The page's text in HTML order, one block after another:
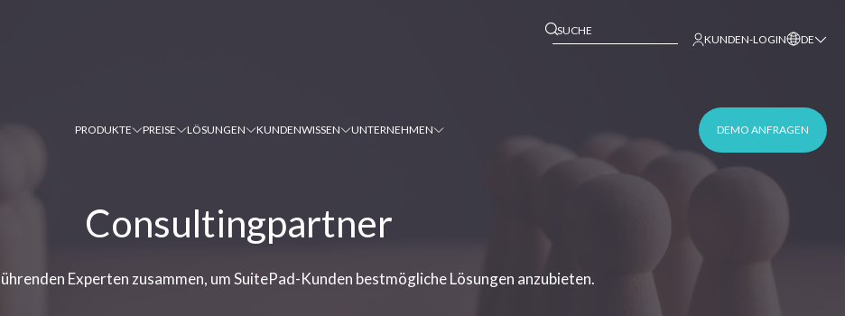
This is a search field with an auto-suggest
KUNDEN-LOGIN DE
PRODUKTE PREISE LÖSUNGEN KUNDENWISSEN UNTERNEHMEN DEMO ANFRAGEN
Consultingpartner
Experten zusammen, um SuitePad-Kunden bestmögliche Lösungen anzubieten.